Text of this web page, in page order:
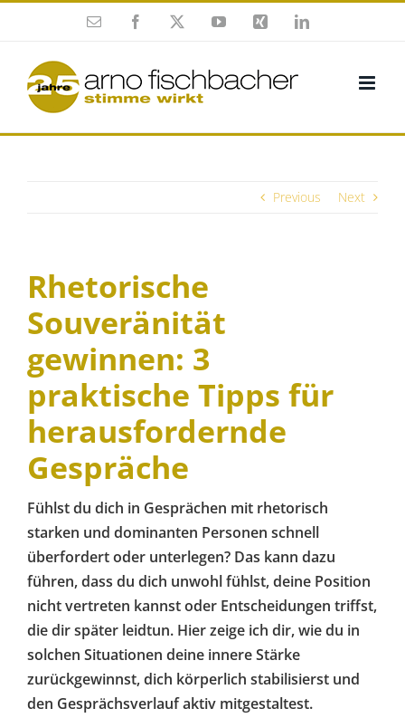
Enamel Facebook YouTubeXing Twitter
Previous Next
Rhetorische
Souveränität
gewinnen: 3
praktische Tipps für
herausfordernde
Gespräche
Fühlst du dich in Gesprächen mit rhetorisch
starken und dominanten Personen schnell
überfordert oder unterlegen? Das kann dazu
führen, dass du dich unwohl fühlst, deine Position
nicht vertreten kannst oder Entscheidungen triffst,
die dir später leidtun. Hier zeige ich dir, wie du in
solchen Situationen deine innere Stärke
zurückgewinnst, dich körperlich stabilisierst und
den Gesprächsverlauf aktiv mitgestaltest.